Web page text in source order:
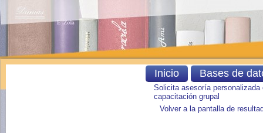
Solicita asesoría personalizada
capacitación grupal
Volver a la pantalla de
Inicio Bases de